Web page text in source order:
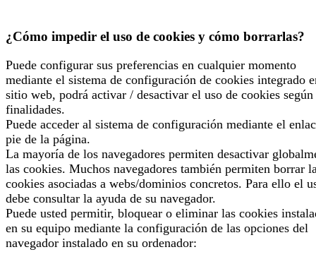
¿Cómo impedir el uso de cookies y cómo borrarlas?
Puede configurar sus preferencias en cualquier momento
mediante el sistema de configuración de cookies integrado
sitio web, podrá activar / desactivar el uso de cookies según
finalidades.
Puede acceder al sistema de configuración mediante el
pie de la página.
La mayoría de los navegadores permiten desactivar
las cookies. Muchos navegadores también permiten borrar
cookies asociadas a webs/dominios concretos. Para ello el
debe consultar la ayuda de su navegador.
Puede usted permitir, bloquear o eliminar las cookies
en su equipo mediante la configuración de las opciones del
navegador instalado en su ordenador: